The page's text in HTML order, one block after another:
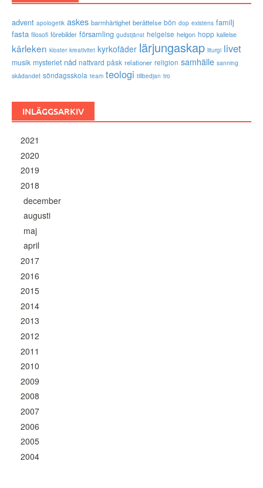
advent apologetik askes barmhärtighet berättelse bön dop existens familj
fasta filosofi förebilder församling gudstjänst helgelse helgon hopp kallelse
kärleken kloster kreativitet kyrkofäder lärjungaskap liturgi livet
musik mysteriet nåd nattvard påsk relationer religion samhälle sanning
skådandet söndagsskola team teologi tillbedjan tro
INLÄGGSARKIV
2021
2020
2019
2018
december
augusti
maj
april
2017
2016
2015
2014
2013
2012
2011
2010
2009
2008
2007
2006
2005
2004